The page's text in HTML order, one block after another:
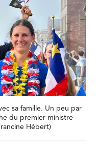
sa famille. Un peu par
du premier ministre
Hébert)